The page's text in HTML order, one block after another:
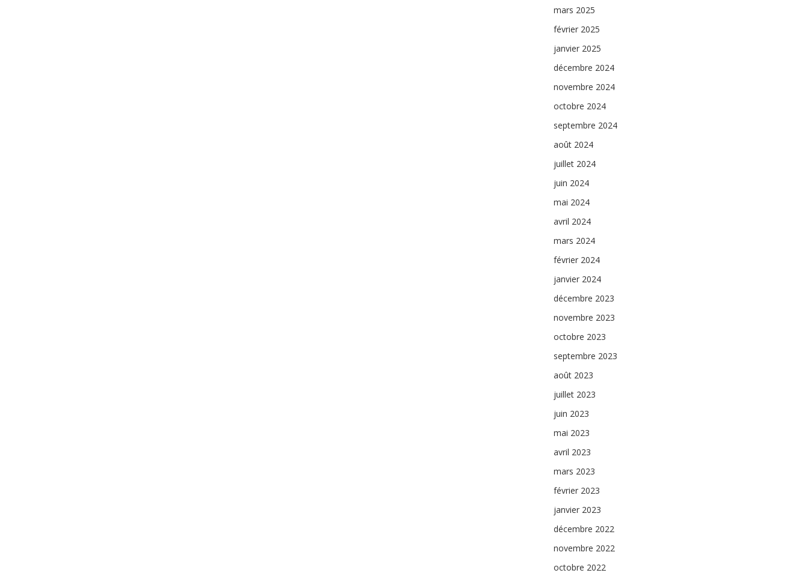
mars 2025
février 2025
janvier 2025
décembre 2024
novembre 2024
octobre 2024
septembre 2024
août 2024
juillet 2024
juin 2024
mai 2024
avril 2024
mars 2024
février 2024
janvier 2024
décembre 2023
novembre 2023
octobre 2023
septembre 2023
août 2023
juillet 2023
juin 2023
mai 2023
avril 2023
mars 2023
février 2023
janvier 2023
décembre 2022
novembre 2022
octobre 2022